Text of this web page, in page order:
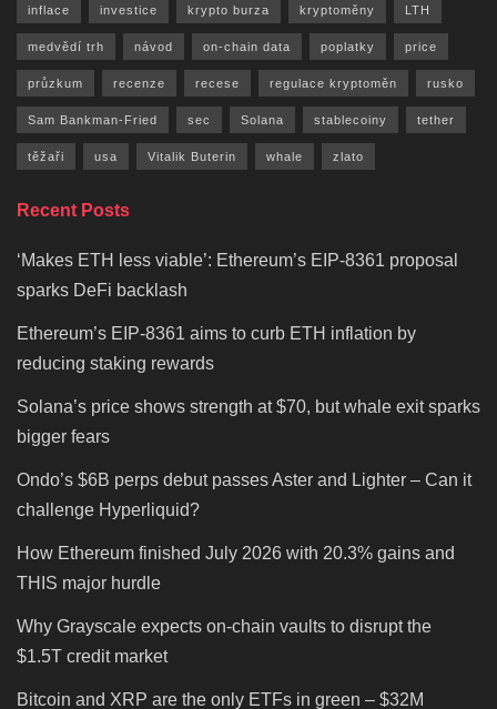
inflace investice krypto burza kryptoměny LTH
medvědí trh návod on-chain data poplatky price
průzkum recenze recese regulace kryptoměn rusko
Sam Bankman-Fried sec Solana stablecoiny tether
těžaři usa Vitalik Buterin whale zlato
Recent Posts
‘Makes ETH less viable’: Ethereum’s EIP-8361 proposal
sparks DeFi backlash
Ethereum’s EIP-8361 aims to curb ETH inflation by
reducing staking rewards
Solana’s price shows strength at $70, but whale exit sparks
bigger fears
Ondo’s $6B perps debut passes Aster and Lighter – Can it
challenge Hyperliquid?
How Ethereum finished July 2026 with 20.3% gains and
THIS major hurdle
Why Grayscale expects on-chain vaults to disrupt the
$1.5T credit market
Bitcoin and XRP are the only ETFs in green – $32M